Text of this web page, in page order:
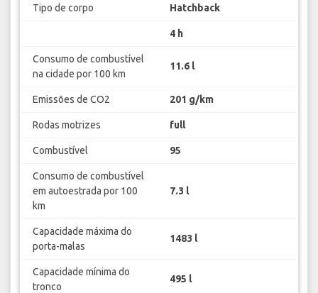
Tipo de corpo Hatchback
4 h
Consumo de combustível
na cidade por 100 km
11.6 l
Emissões de CO2 201 g/km
Rodas motrizes full
Combustível 95
Consumo de combustível
em autoestrada por 100
km
7.3 l
Capacidade máxima do
porta-malas
1483 l
Capacidade mínima do
tronco
495 l